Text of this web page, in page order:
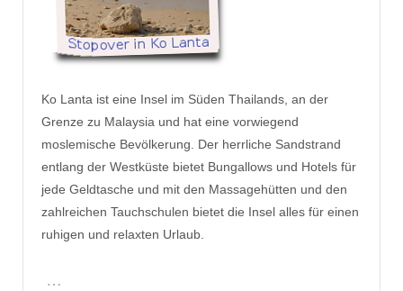
Ko Lanta ist eine Insel im Süden Thailands, an der
Grenze zu Malaysia und hat eine vorwiegend
moslemische Bevölkerung. Der herrliche Sandstrand
entlang der Westküste bietet Bungallows und Hotels für
jede Geldtasche und mit den Massagehütten und den
zahlreichen Tauchschulen bietet die Insel alles für einen
ruhigen und relaxten Urlaub.
…